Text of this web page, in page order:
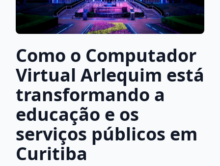
Como o Computador
Virtual Arlequim está
transformando a
educação e os
serviços públicos em
Curitiba